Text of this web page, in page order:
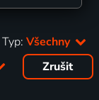
Typ: Všechny
Zrušit